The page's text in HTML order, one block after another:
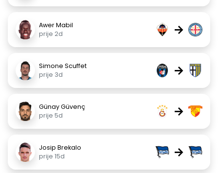
Awer Mabil
prije 2d
→
Simone Scuffet
prije 3d
→
Günay Güvenç
prije 5d
→
Josip Brekalo
prije 15d
→